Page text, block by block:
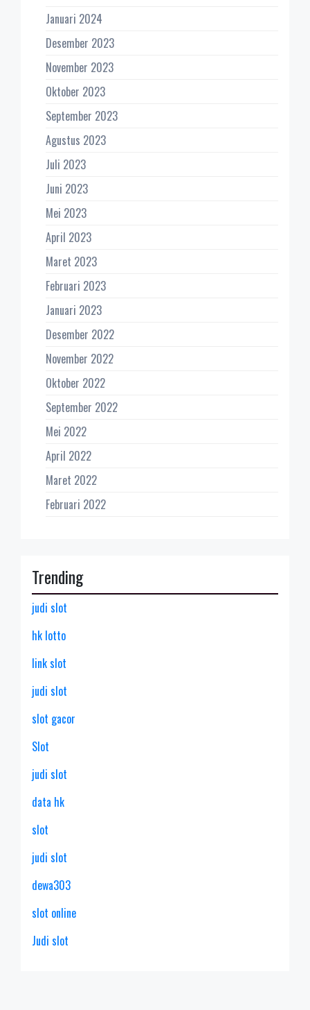
Januari 2024
Desember 2023
November 2023
Oktober 2023
September 2023
Agustus 2023
Juli 2023
Juni 2023
Mei 2023
April 2023
Maret 2023
Februari 2023
Januari 2023
Desember 2022
November 2022
Oktober 2022
September 2022
Mei 2022
April 2022
Maret 2022
Februari 2022
Trending
judi slot
hk lotto
link slot
judi slot
slot gacor
Slot
judi slot
data hk
slot
judi slot
dewa303
slot online
Judi slot